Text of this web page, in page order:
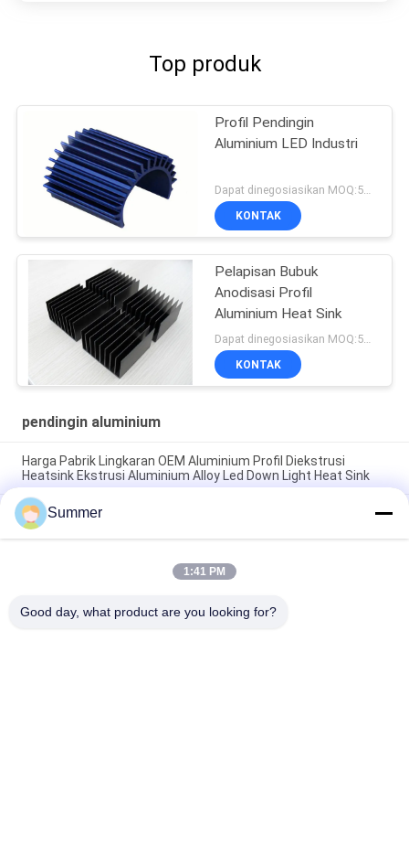
Top produk
Profil Pendingin
Aluminium LED Industri
KONTAK
Pelapisan Bubuk
Anodisasi Profil
Aluminium Heat Sink
KONTAK
pendingin aluminium
Harga Pabrik Lingkaran OEM Aluminium Profil Diekstrusi
Heatsink Ekstrusi Aluminium Alloy Led Down Light Heat Sink
Pabrik Profil Aluminium Kustom Anodisasi Hitam Kepadatan
Tinggi 6063 Aluminium Ekstrusi Heat Sink
Profil Aluminium Industri Heatsink berbentuk Cnc Precision
Machining Aluminium High-power High-density Tooth Heat
Summer
1:41 PM
Good day, what product are you looking for?